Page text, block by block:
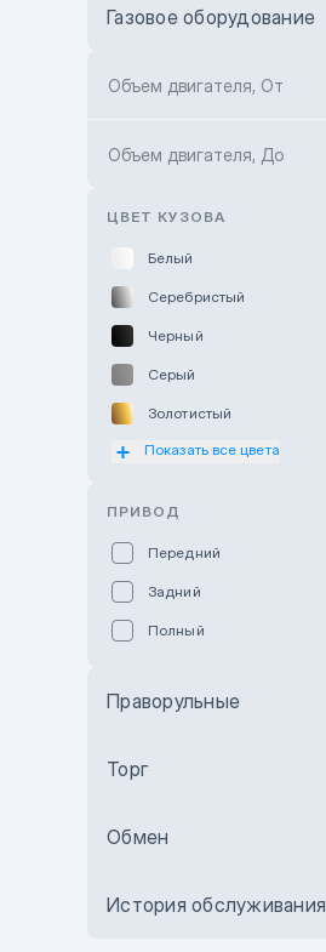
Toyota Kokshetau
Hyundai ShymCity
Газовое оборудование
Объем двигателя, От
Объем двигателя, До
ЦВЕТ КУЗОВА
Белый
Серебристый
Черный
Серый
Золотистый
Оранжевый
Бежевый
Комбинированный
Показать все цвета
ПРИВОД
Передний
Задний
Полный
Праворульные
Торг
Обмен
История обслуживания